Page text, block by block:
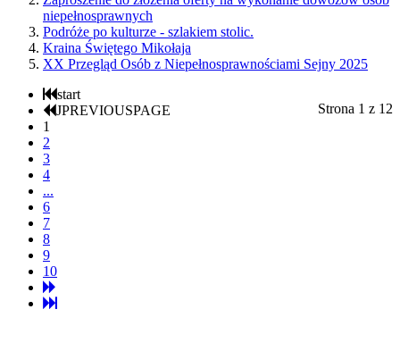
niepełnosprawnych
Podróże po kulturze - szlakiem stolic.
Kraina Świętego Mikołaja
XX Przegląd Osób z Niepełnosprawnościami Sejny 2025
Strona 1 z 12
start
JPREVIOUSPAGE
1
2
3
4
...
6
7
8
9
10